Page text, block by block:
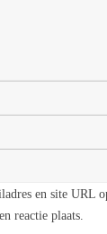
en site URL
reactie plaats.